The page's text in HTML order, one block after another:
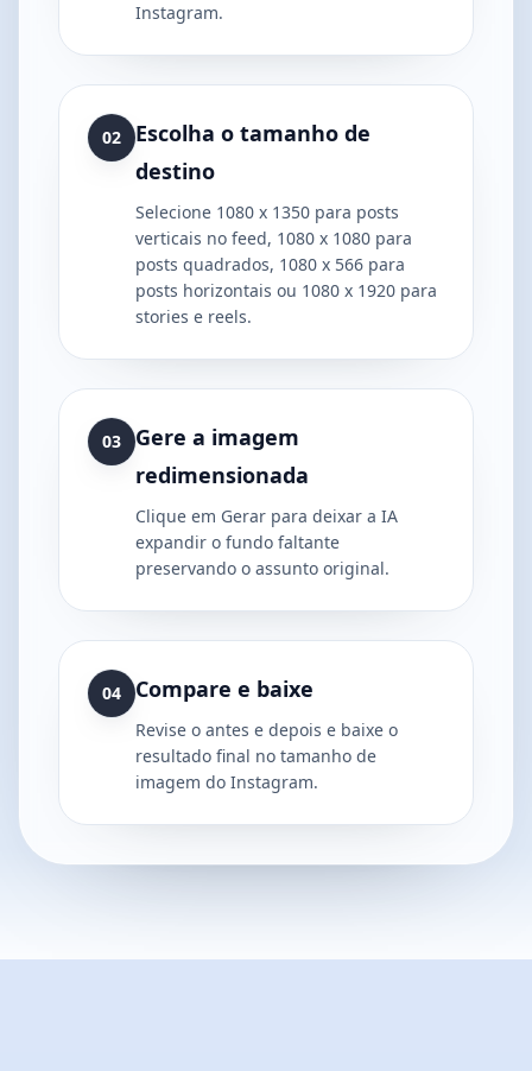
Instagram.
02
Escolha o tamanho de
destino
Selecione 1080 x 1350 para posts
verticais no feed, 1080 x 1080 para
posts quadrados, 1080 x 566 para
posts horizontais ou 1080 x 1920 para
stories e reels.
03
Gere a imagem
redimensionada
Clique em Gerar para deixar a IA
expandir o fundo faltante
preservando o assunto original.
04 Compare e baixe
Revise o antes e depois e baixe o
resultado final no tamanho de
imagem do Instagram.